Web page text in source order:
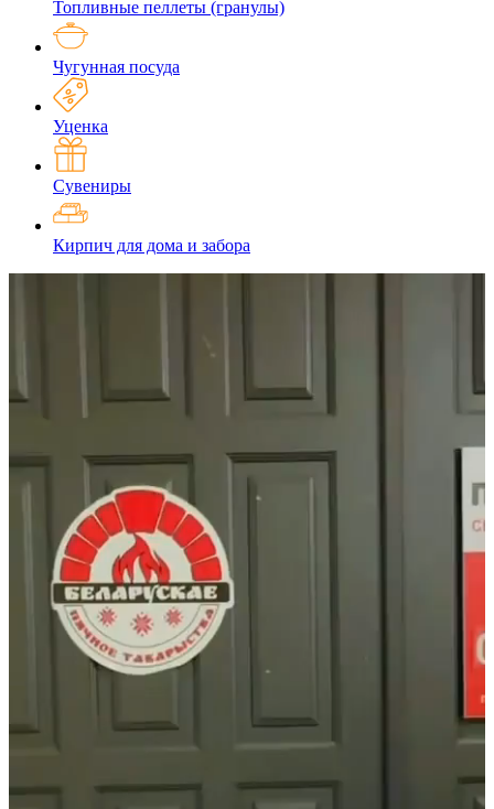
Топливные пеллеты (гранулы)
Чугунная посуда
Уценка
Сувениры
Кирпич для дома и забора